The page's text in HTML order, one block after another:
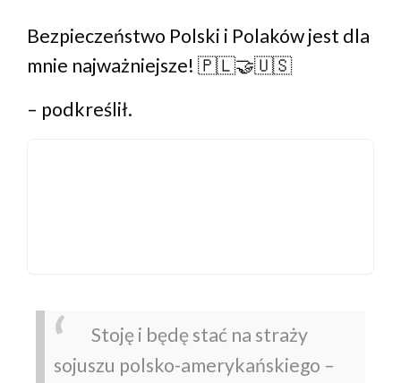
Bezpieczeństwo Polski i Polaków jest dla
mnie najważniejsze! 🇵🇱🤝🇺🇸
– podkreślił.
Stoję i będę stać na straży
sojuszu polsko-amerykańskiego –